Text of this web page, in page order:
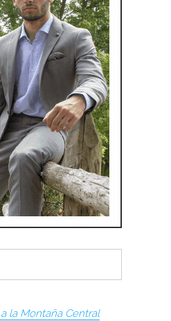
Search
la Montaña Central